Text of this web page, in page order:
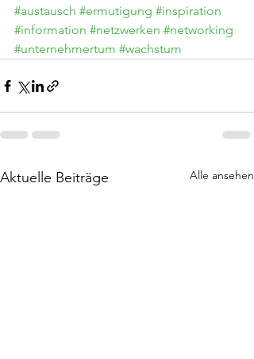
#austausch #ermutigung #inspiration
#information #netzwerken #networking
#unternehmertum #wachstum
Aktuelle Beiträge Alle ansehen